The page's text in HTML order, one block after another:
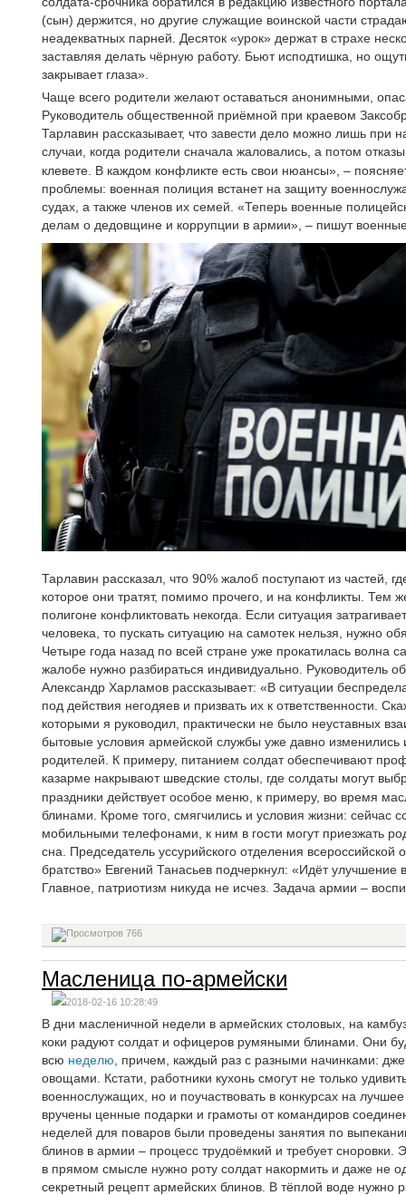
(сын) держится, но другие служащие воинской части
неадекватных парней. Десяток «урок» держат в страхе
заставляя делать чёрную работу. Бьют исподтишка, но
закрывает глаза».
Чаще всего родители желают оставаться анонимными,
Руководитель общественной приёмной при краевом
Тарлавин рассказывает, что завести дело можно лишь при
случаи, когда родители сначала жаловались, а потом
клевете. В каждом конфликте есть свои нюансы», –
проблемы: военная полиция встанет на защиту
судах, а также членов их семей. «Теперь военные
делам о дедовщине и коррупции в армии», – пишут
Тарлавин рассказал, что 90% жалоб поступают из частей,
которое они тратят, помимо прочего, и на конфликты. Тем
полигоне конфликтовать некогда. Если ситуация
человека, то пускать ситуацию на самотек нельзя, нужно
Четыре года назад по всей стране уже прокатилась волна
жалобе нужно разбираться индивидуально. Руководитель
Александр Харламов рассказывает: «В ситуации
под действия негодяев и призвать их к ответственности.
которыми я руководил, практически не было неуставных
бытовые условия армейской службы уже давно
родителей. К примеру, питанием солдат обеспечивают
казарме накрывают шведские столы, где солдаты могут
праздники действует особое меню, к примеру, во время
блинами. Кроме того, смягчились и условия жизни: сейчас
мобильными телефонами, к ним в гости могут приезжать
сна.
Председатель уссурийского отделения
братство» Евгений Танасьев подчеркнул: «Идёт
Главное, патриотизм никуда не исчез. Задача армии –
766
Масленица по-армейски
2018-02-16 10:28:49
В дни масленичной недели в армейских столовых, на
коки радуют солдат и офицеров румяными блинами. Они
всю неделю , причем, каждый раз с разными начинками:
овощами. Кстати, работники кухонь смогут не только
военнослужащих, но и поучаствовать в конкурсах на
вручены ценные подарки и грамоты от командиров
неделей для поваров были проведены занятия по
блинов в армии – процесс трудоёмкий и требует сноровки.
в прямом смысле нужно роту солдат накормить и даже не
секретный рецепт армейских блинов. В тёплой воде нужно